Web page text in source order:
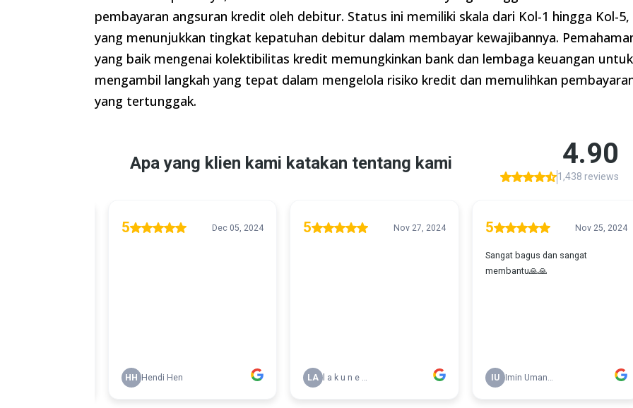
pembayaran angsuran kredit oleh debitur. Status ini memiliki skala dari Kol-1 hingga Kol-5,
yang menunjukkan tingkat kepatuhan debitur dalam membayar kewajibannya.
yang baik mengenai kolektibilitas kredit memungkinkan bank dan lembaga keuangan untuk
mengambil langkah yang tepat dalam mengelola risiko kredit dan memulihkan
yang tertunggak.